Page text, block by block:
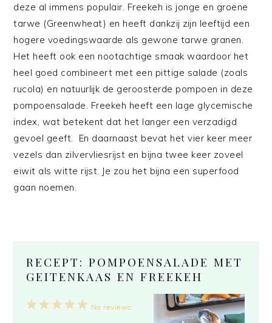
deze al immens populair. Freekeh is jonge en groene
tarwe (Greenwheat) en heeft dankzij zijn leeftijd een
hogere voedingswaarde als gewone tarwe granen.
Het heeft ook een nootachtige smaak waardoor het
heel goed combineert met een pittige salade (zoals
rucola) en natuurlijk de geroosterde pompoen in deze
pompoensalade. Freekeh heeft een lage glycemische
index, wat betekent dat het langer een verzadigd
gevoel geeft. En daarnaast bevat het vier keer meer
vezels dan zilvervliesrijst en bijna twee keer zoveel
eiwit als witte rijst. Je zou het bijna een superfood
gaan noemen.
RECEPT: POMPOENSALADE MET
GEITENKAAS EN FREEKEH
5
4
3
2
1
No reviews